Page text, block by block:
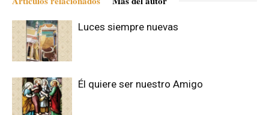
Luces siempre nuevas
Él quiere ser nuestro Amigo